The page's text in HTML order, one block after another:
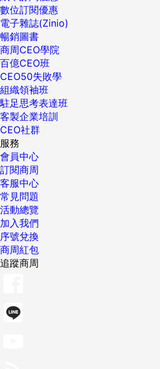
數位訂閱優惠
電子雜誌(Zinio)
暢銷圖書
商周CEO學院
百億CEO班
CEO50失敗學
組織領袖班
駐足思考表達班
客製企業培訓
CEO社群
服務
會員中心
訂閱商周
客服中心
常見問題
活動總覽
加入我們
序號兌換
商周紅包
追蹤商周